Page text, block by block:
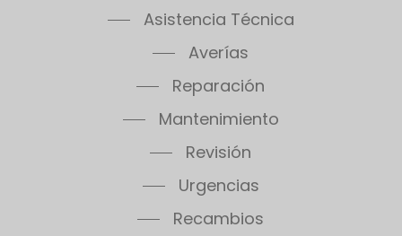
Asistencia Técnica
Averías
Reparación
Mantenimiento
Revisión
Urgencias
Recambios